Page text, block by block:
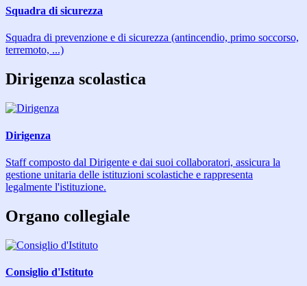
Squadra di sicurezza
Squadra di prevenzione e di sicurezza (antincendio, primo soccorso,
terremoto, ...)
Dirigenza scolastica
Dirigenza
Staff composto dal Dirigente e dai suoi collaboratori, assicura la
gestione unitaria delle istituzioni scolastiche e rappresenta
legalmente l'istituzione.
Organo collegiale
Consiglio d'Istituto